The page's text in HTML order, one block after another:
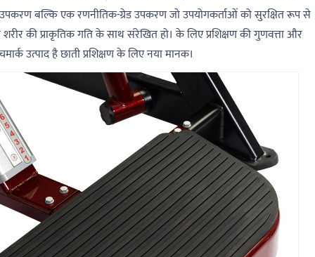
बल्कि एक रणनीतिक-ग्रेड उपकरण जो उपयोगकर्ताओं को सुरक्षित रूप से
की प्राकृतिक गति के साथ संरेखित हो। के लिए प्रशिक्षण की गुणवत्ता और
उत्पाद है छाती प्रशिक्षण के लिए नया मानक।